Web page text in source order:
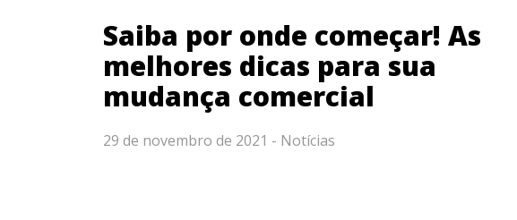
Saiba por onde começar! As
melhores dicas para sua
mudança comercial
29 de novembro de 2021 - Notícias